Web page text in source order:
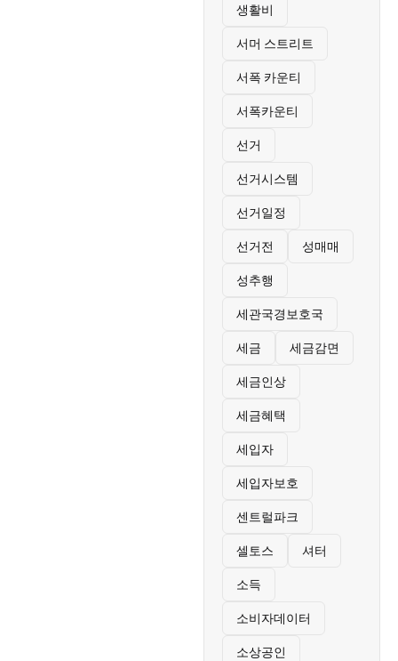
생활비
서머 스트리트
서폭 카운티
서폭카운티
선거
선거시스템
선거일정
선거전 성매매
성추행
세관국경보호국
세금 세금감면
세금인상
세금혜택
세입자
세입자보호
센트럴파크
셀토스 셔터
소득
소비자데이터
소상공인